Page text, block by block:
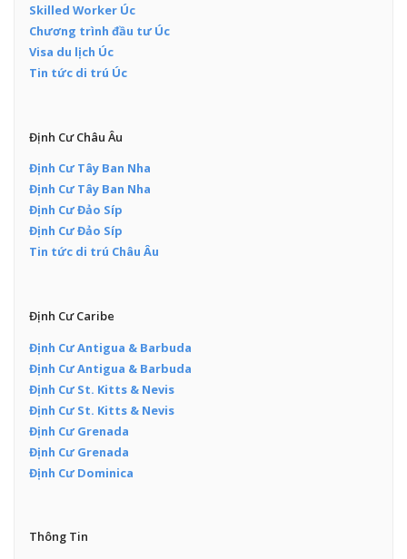
Skilled Worker Úc
Chương trình đầu tư Úc
Visa du lịch Úc
Tin tức di trú Úc
Định Cư Châu Âu
Định Cư Tây Ban Nha
Định Cư Tây Ban Nha
Định Cư Đảo Síp
Định Cư Đảo Síp
Tin tức di trú Châu Âu
Định Cư Caribe
Định Cư Antigua & Barbuda
Định Cư Antigua & Barbuda
Định Cư St. Kitts & Nevis
Định Cư St. Kitts & Nevis
Định Cư Grenada
Định Cư Grenada
Định Cư Dominica
Thông Tin